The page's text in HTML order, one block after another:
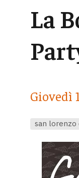
La
Giovedì
san lorenzo